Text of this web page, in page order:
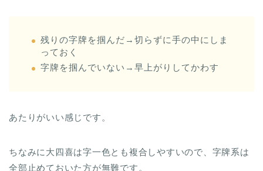
残りの字牌を掴んだ→切らずに手の中にしま
っておく
字牌を掴んでいない→早上がりしてかわす
あたりがいい感じです。
ちなみに大四喜は字一色とも複合しやすいので、字牌系は
全部止めておいた方が無難です。